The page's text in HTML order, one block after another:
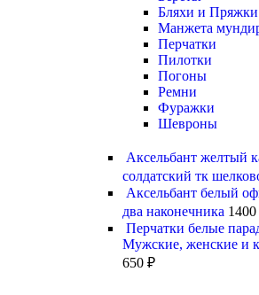
Бляхи и Пряжки
Манжета
Перчатки
Пилотки
Погоны
Ремни
Фуражки
Шевроны
Аксельбант желтый
солдатский тк
Аксельбант белый
два наконечника 1400
Перчатки белые
Мужские, женские и
650 ₽